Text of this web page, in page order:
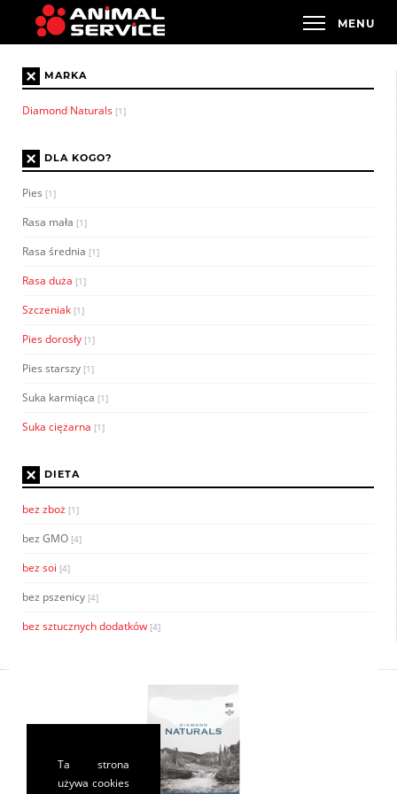
× MARKA
Diamond Naturals [1]
× DLA KOGO?
Pies [1]
Rasa mała [1]
Rasa średnia [1]
Rasa duża [1]
Szczeniak [1]
Pies dorosły [1]
Pies starszy [1]
Suka karmiąca [1]
Suka ciężarna [1]
× DIETA
bez zboż [1]
bez GMO [4]
bez soi [4]
bez pszenicy [4]
bez sztucznych dodatków [4]
Ta strona
używa cookies